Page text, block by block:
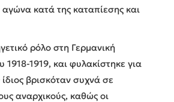
αγώνα κατά της καταπίεσης και
ρόλο στη Γερμανική
1919, και φυλακίστηκε για
βρισκόταν συχνά σε
αναρχικούς, καθώς οι